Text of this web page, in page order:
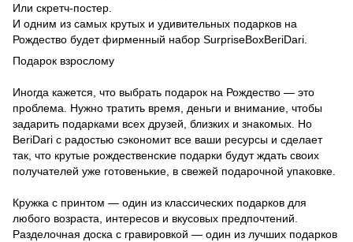
Или скретч-постер.
И одним из самых крутых и удивительных подарков на
Рождество будет фирменный набор SurpriseBoxBeriDari.
Подарок взрослому
Иногда кажется, что выбрать подарок на Рождество — это
проблема. Нужно тратить время, деньги и внимание, чтобы
задарить подарками всех друзей, близких и знакомых. Но
BeriDari с радостью сэкономит все ваши ресурсы и сделает
так, что крутые рождественские подарки будут ждать своих
получателей уже готовенькие, в свежей подарочной упаковке.
Кружка с принтом — один из классических подарков для
любого возраста, интересов и вкусовых предпочтений.
Разделочная доска с гравировкой — один из лучших подарков